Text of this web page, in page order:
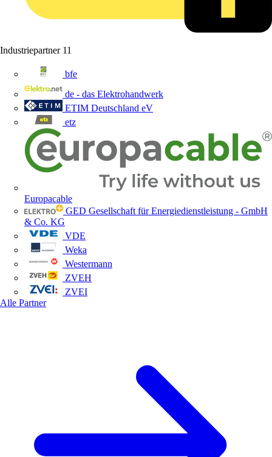
Industriepartner 11
bfe
de - das Elektrohandwerk
ETIM Deutschland eV
etz
Europacable
GED Gesellschaft für Energiedienstleistung - GmbH
& Co. KG
VDE
Weka
Westermann
ZVEH
ZVEI
Alle Partner